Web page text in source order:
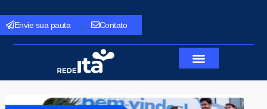
Envie sua pauta Contato